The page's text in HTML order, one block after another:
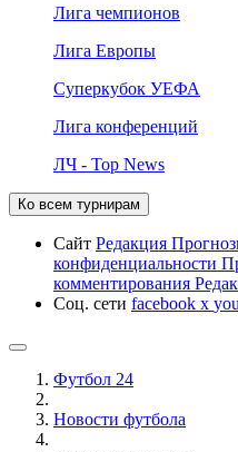
Лига чемпионов
Лига Европы
Суперкубок УЕФА
Лига конференций
ЛЧ - Top News
Ко всем турнирам
Сайт Редакция
конфиденциальности
комментирования
Соц. сети facebook x
Футбол 24
Новости футбола